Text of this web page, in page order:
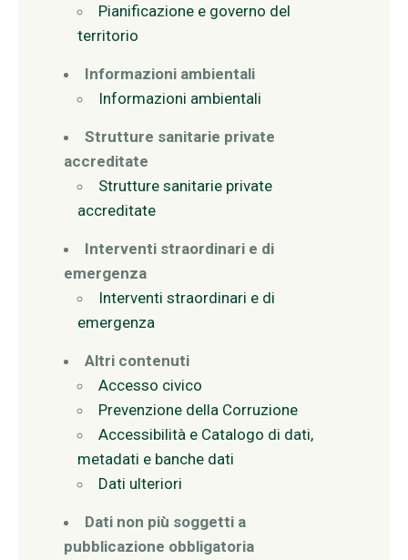
Pianificazione e governo del
territorio
Informazioni ambientali
Informazioni ambientali
Strutture sanitarie private
accreditate
Strutture sanitarie private
accreditate
Interventi straordinari e di
emergenza
Interventi straordinari e di
emergenza
Altri contenuti
Accesso civico
Prevenzione della Corruzione
Accessibilità e Catalogo di dati,
metadati e banche dati
Dati ulteriori
Dati non più soggetti a
pubblicazione obbligatoria